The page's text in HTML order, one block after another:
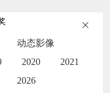
动态影像
2020
2021
2026